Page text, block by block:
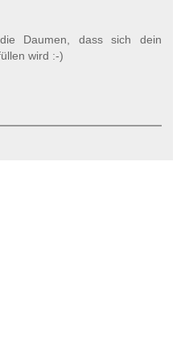
Daumen, dass sich dein
wird :-)